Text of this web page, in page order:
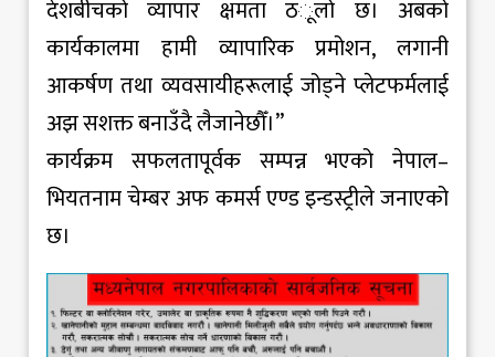
देशबीचको व्यापार क्षमता ठूलो छ। अबको
कार्यकालमा हामी व्यापारिक प्रमोशन, लगानी
आकर्षण तथा व्यवसायीहरूलाई जोड्ने प्लेटफर्मलाई
अझ सशक्त बनाउँदै लैजानेछौँ।”
कार्यक्रम सफलतापूर्वक सम्पन्न भएको नेपाल–
भियतनाम चेम्बर अफ कमर्स एण्ड इन्डस्ट्रीले जनाएको
छ।